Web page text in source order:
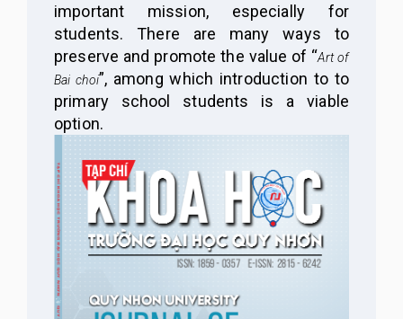
important mission, especially for
students. There are many ways to
preserve and promote the value of “Art of
Bai choi”, among which introduction to to
primary school students is a viable
option.